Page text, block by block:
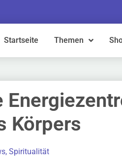
Startseite Themen
Körpers
, Spiritualität